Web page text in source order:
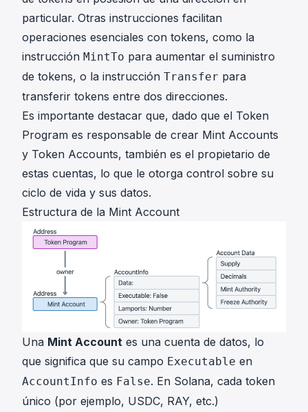
particular. Otras instrucciones facilitan
operaciones esenciales con tokens, como la
instrucción MintTo para aumentar el suministro
de tokens, o la instrucción Transfer para
transferir tokens entre dos direcciones.
Es importante destacar que, dado que el Token
Program es responsable de crear Mint Accounts
y Token Accounts, también es el propietario de
estas cuentas, lo que le otorga control sobre su
ciclo de vida y sus datos.
Estructura de la Mint Account
Una Mint Account es una cuenta de datos, lo
que significa que su campo Executable en
AccountInfo es False. En Solana, cada token
único (por ejemplo, USDC, RAY, etc.)